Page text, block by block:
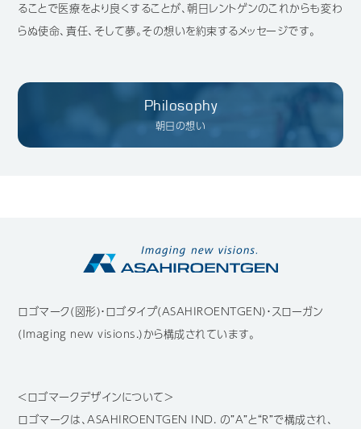
Mail Magazine
ることで医療をより良くすることが、朝日レントゲンのこれからも変わ
らぬ使命、責任、そして夢。その想いを約束するメッセージです。
Philosophy
朝日の想い
ロゴマーク(図形)・ロゴタイプ(ASAHIROENTGEN)・スローガン
(Imaging new visions.)から構成されています。
＜ロゴマークデザインについて＞
ロゴマークは、ASAHIROENTGEN IND. の”A”と“R”で構成され、